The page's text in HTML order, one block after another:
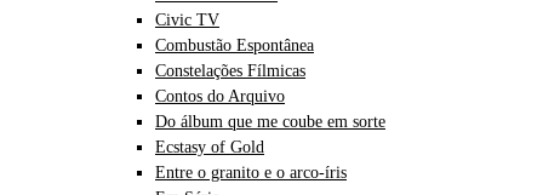
Civic TV
Combustão Espontânea
Constelações Fílmicas
Contos do Arquivo
Do álbum que me coube em sorte
Ecstasy of Gold
Entre o granito e o arco-íris